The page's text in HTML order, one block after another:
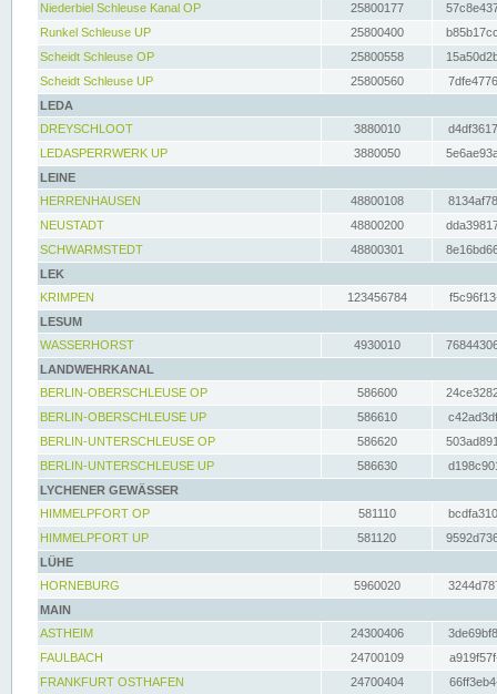
Niederbiel Schleuse Kanal OP
25800177
Runkel Schleuse UP
25800400
Scheidt Schleuse OP
25800558
Scheidt Schleuse UP
25800560
LEDA
DREYSCHLOOT
3880010
LEDASPERRWERK UP
3880050
LEINE
HERRENHAUSEN
48800108
NEUSTADT
48800200
SCHWARMSTEDT
48800301
LEK
KRIMPEN
123456784
LESUM
WASSERHORST
4930010
LANDWEHRKANAL
BERLIN-OBERSCHLEUSE OP
586600
BERLIN-OBERSCHLEUSE UP
586610
BERLIN-UNTERSCHLEUSE OP
586620
BERLIN-UNTERSCHLEUSE UP
586630
LYCHENER GEWÄSSER
HIMMELPFORT OP
581110
HIMMELPFORT UP
581120
LÜHE
HORNEBURG
5960020
MAIN
ASTHEIM
24300406
FAULBACH
24700109
FRANKFURT OSTHAFEN
24700404